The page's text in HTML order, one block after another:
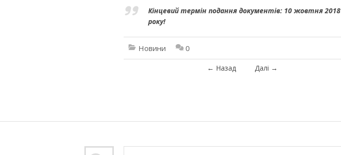
Кінцевий термін подання документів: 10 жовтня 2018
року!
Новини 0
← Назад Далі →